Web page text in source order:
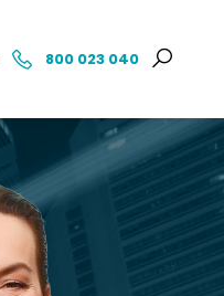
800 023 040